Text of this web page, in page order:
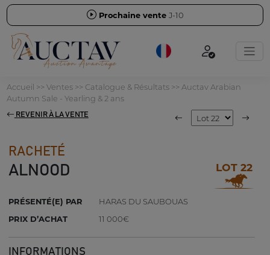
Prochaine vente J-10
Accueil >> Ventes>> Catalogue & Résultats>> Auctav Arabian
Autumn Sale - Yearling & 2 ans
REVENIR À LA VENTE
RACHETÉ
ALNOOD LOT 22
PRÉSENTÉ(E) PAR
HARAS DU SAUBOUAS
PRIX D’ACHAT
11 000€
INFORMATIONS